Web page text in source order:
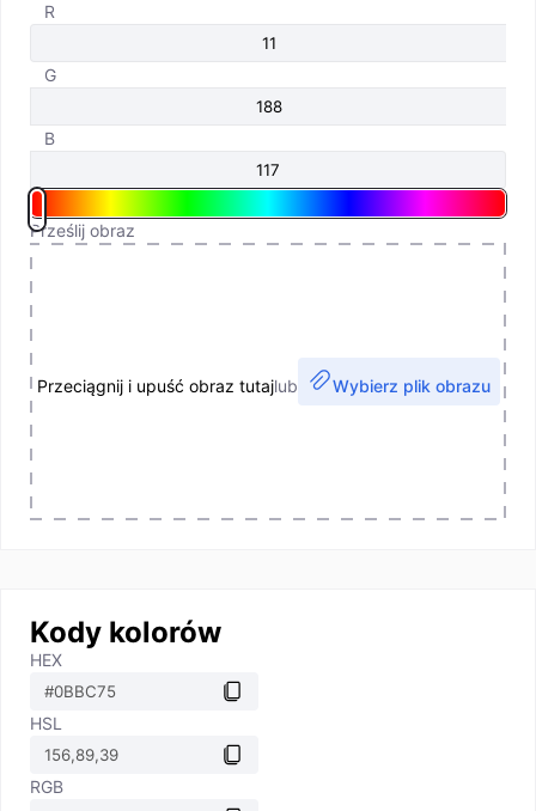
R
G
B
Prześlij obraz
Przeciągnij i upuść obraz tutajlub Wybierz plik obrazu
Kody kolorów
HEX
HSL
RGB